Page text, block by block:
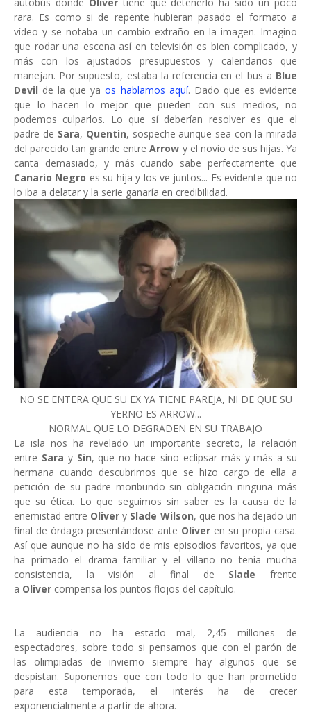
rara. Es como si de repente hubieran pasado el formato a
vídeo y se notaba un cambio extraño en la imagen. Imagino
que rodar una escena así en televisión es bien complicado, y
más con los ajustados presupuestos y calendarios que
manejan. Por supuesto, estaba la referencia en el bus a Blue
Devil de la que yaos hablamos aquí. Dado que es evidente
que lo hacen lo mejor que pueden con sus medios, no
podemos culparlos. Lo que sí deberían resolver es que el
padre de Sara, Quentin, sospeche aunque sea con la mirada
del parecido tan grande entre Arrow y el novio de sus hijas. Ya
canta demasiado, y más cuando sabe perfectamente que
Canario Negro es su hija y los ve juntos... Es evidente que no
lo iba a delatar y la serie ganaría en credibilidad.
NO SE ENTERA QUE SU EX YA TIENE PAREJA, NI DE QUE SU
YERNO ES ARROW...
NORMAL QUE LO DEGRADEN EN SU TRABAJO
La isla nos ha revelado un importante secreto, la relación
entre Sara ySin, que no hace sino eclipsar más y más a su
hermana cuando descubrimos que se hizo cargo de ella a
petición de su padre moribundo sin obligación ninguna más
que su ética. Lo que seguimos sin saber es la causa de la
enemistad entre Oliver y Slade Wilson, que nos ha dejado un
final de órdago presentándose ante Oliver en su propia casa.
Así que aunque no ha sido de mis episodios favoritos, ya que
ha primado el drama familiar y el villano no tenía mucha
consistencia, la visión al final de Slade frente
a Oliver compensa los puntos flojos del capítulo.
La audiencia no ha estado mal, 2,45 millones de
espectadores, sobre todo si pensamos que con el parón de
las olimpiadas de invierno siempre hay algunos que se
despistan. Suponemos que con todo lo que han prometido
para esta temporada, el interés ha de crecer
exponencialmente a partir de ahora.